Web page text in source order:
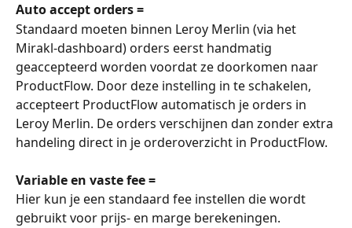
Auto accept orders =
Standaard moeten binnen Leroy Merlin (via het
Mirakl-dashboard) orders eerst handmatig
geaccepteerd worden voordat ze doorkomen naar
ProductFlow. Door deze instelling in te schakelen,
accepteert ProductFlow automatisch je orders in
Leroy Merlin. De orders verschijnen dan zonder extra
handeling direct in je orderoverzicht in ProductFlow.
Variable en vaste fee =
Hier kun je een standaard fee instellen die wordt
gebruikt voor prijs- en marge berekeningen.